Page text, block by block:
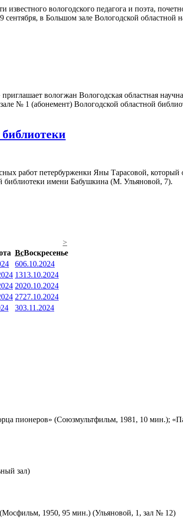
вологодского педагога и поэта,
сентября, в Большом зале Вологодской
вологжан Вологодская областная
№ 1 (абонемент) Вологодской областной
работ петербурженки Яны Тарасовой,
библиотеки имени Бабушкина (М. Ульяновой, 7).
>
ВсВоскресенье
606.10.2024
1313.10.2024
2020.10.2024
2727.10.2024
303.11.2024
пионеров» (Союзмультфильм, 1981, 10 мин.);
зал)
1950, 95 мин.) (Ульяновой, 1, зал № 12)